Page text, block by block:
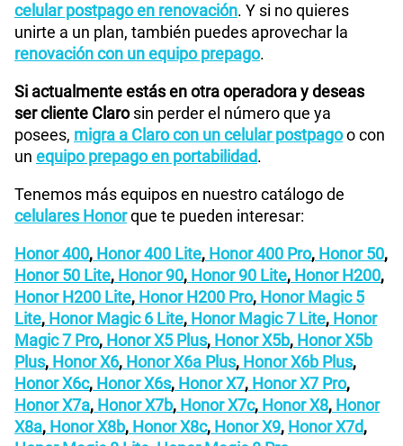
celular postpago en renovación. Y si no quieres
unirte a un plan, también puedes aprovechar la
renovación con un equipo prepago.
Si actualmente estás en otra operadora y deseas
ser cliente Clarosin perder el número que ya
posees, migra a Claro con un celular postpagoo con
un equipo prepago en portabilidad.
Tenemos más equipos en nuestro catálogo de
celulares Honorque te pueden interesar:
Honor 400, Honor 400 Lite, Honor 400 Pro, Honor 50,
Honor 50 Lite, Honor 90, Honor 90 Lite, Honor H200,
Honor H200 Lite, Honor H200 Pro, Honor Magic 5
Lite, Honor Magic 6 Lite, Honor Magic 7 Lite, Honor
Magic 7 Pro, Honor X5 Plus, Honor X5b, Honor X5b
Plus, Honor X6, Honor X6a Plus, Honor X6b Plus,
Honor X6c, Honor X6s, Honor X7, Honor X7 Pro,
Honor X7a, Honor X7b, Honor X7c, Honor X8, Honor
X8a, Honor X8b, Honor X8c, Honor X9, Honor X7d,